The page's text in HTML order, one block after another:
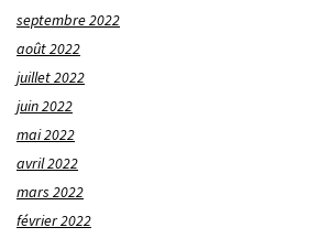
septembre 2022
août 2022
juillet 2022
juin 2022
mai 2022
avril 2022
mars 2022
février 2022